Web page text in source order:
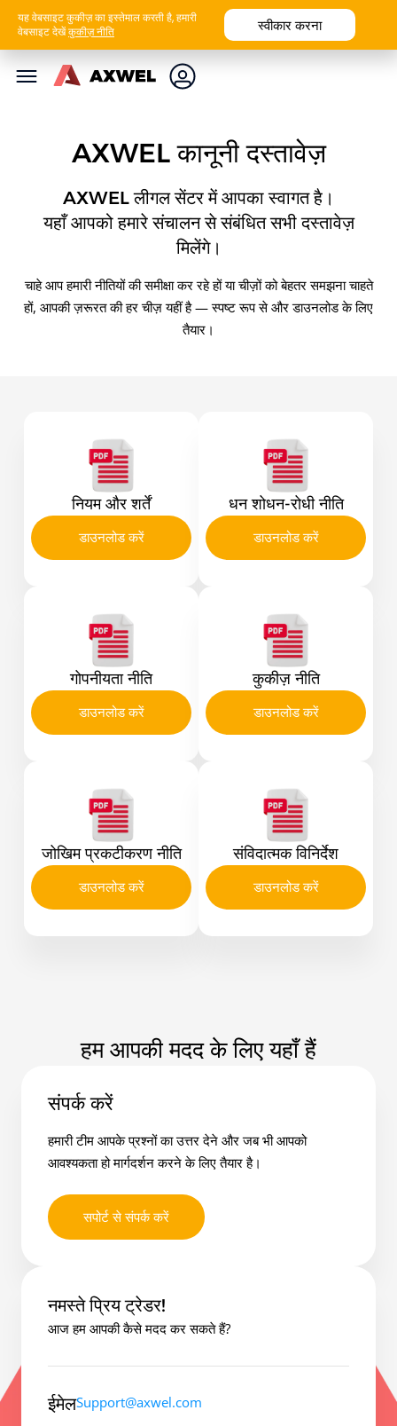
AXWEL कानूनी दस्तावेज़
AXWEL लीगल सेंटर में आपका स्वागत है।
यहाँ आपको हमारे संचालन से संबंधित सभी दस्तावेज़
मिलेंगे।
चाहे आप हमारी नीतियों की समीक्षा कर रहे हों या चीज़ों को बेहतर समझना चाहते
हों, आपकी ज़रूरत की हर चीज़ यहीं है — स्पष्ट रूप से और डाउनलोड के लिए
तैयार।
नियम और शर्तें
डाउनलोड करें
धन शोधन-रोधी नीति
डाउनलोड करें
गोपनीयता नीति
डाउनलोड करें
कुकीज़ नीति
डाउनलोड करें
जोखिम प्रकटीकरण नीति
डाउनलोड करें
संविदात्मक विनिर्देश
डाउनलोड करें
हम आपकी मदद के लिए यहाँ हैं
संपर्क करें
हमारी टीम आपके प्रश्नों का उत्तर देने और जब भी आपको
आवश्यकता हो मार्गदर्शन करने के लिए तैयार है।
सपोर्ट से संपर्क करें
नमस्ते प्रिय ट्रेडर!
आज हम आपकी कैसे मदद कर सकते हैं?
ईमेलSupport@axwel.com
यह वेबसाइट कुकीज़ का इस्तेमाल करती है, हमारी
वेबसाइट देखेंकुकीज़ नीति स्वीकार करना